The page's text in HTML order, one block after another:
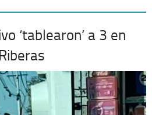
‘tablearon’ a 3 en
Riberas